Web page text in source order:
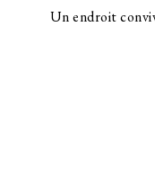
Un endroit